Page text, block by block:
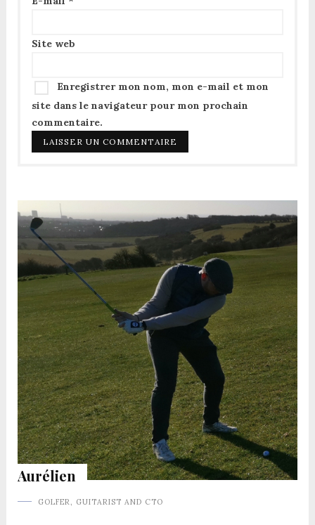
Site web
Enregistrer mon nom, mon e-mail et mon
site dans le navigateur pour mon prochain
commentaire.
Aurélien
GOLFER, GUITARIST AND CTO